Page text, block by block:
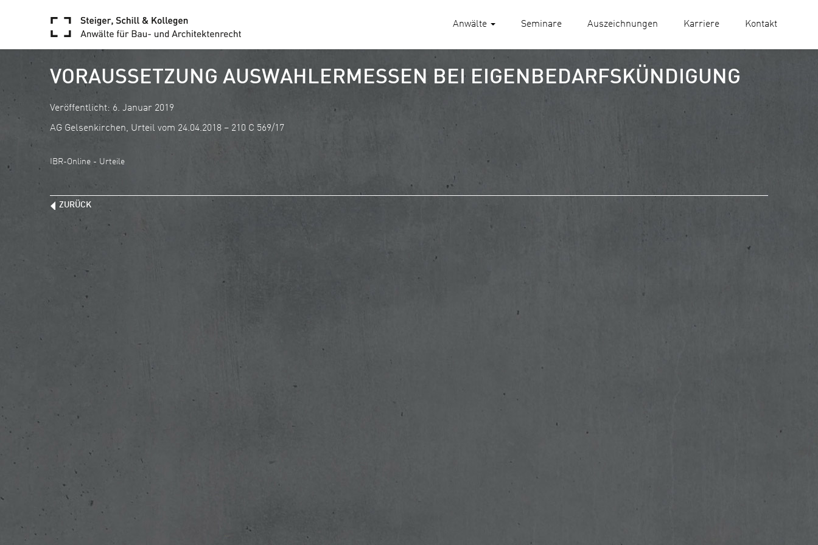
Anwälte Seminare Auszeichnungen Karriere Kontakt
VORAUSSETZUNG AUSWAHLERMESSEN BEI EIGENBEDARFSKÜNDIGUNG
Veröffentlicht: 6. Januar 2019
AG Gelsenkirchen, Urteil vom 24.04.2018 – 210 C 569/17
IBR-Online - Urteile
ZURÜCK